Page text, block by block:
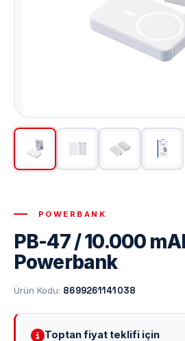
POWERBANK
PB-47 / 10.000
Powerbank
Ürün Kodu: 8699261141038
Toptan fiyat teklifi için